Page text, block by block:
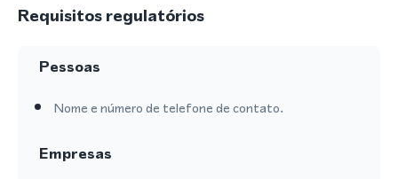
Requisitos regulatórios
Pessoas
Nome e número de telefone de contato.
Empresas